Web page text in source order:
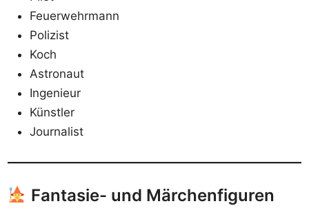
Feuerwehrmann
Polizist
Koch
Astronaut
Ingenieur
Künstler
Journalist
Fantasie- und Märchenfiguren